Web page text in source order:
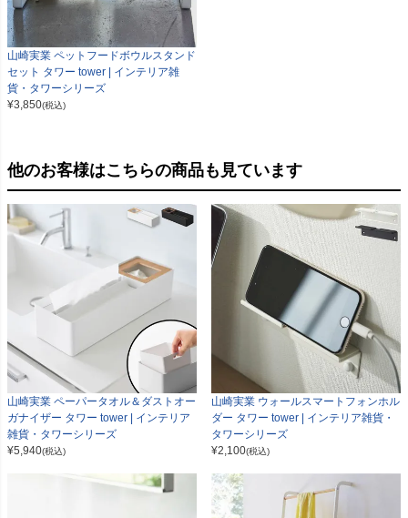
山崎実業 ペットフードボウルスタンド
セット タワー tower | インテリア雑
貨・タワーシリーズ
¥3,850(税込)
他のお客様はこちらの商品も見ています
山崎実業 ペーパータオル＆ダストオー
ガナイザー タワー tower | インテリア
雑貨・タワーシリーズ
¥5,940(税込)
山崎実業 ウォールスマートフォンホル
ダー タワー tower | インテリア雑貨・
タワーシリーズ
¥2,100(税込)